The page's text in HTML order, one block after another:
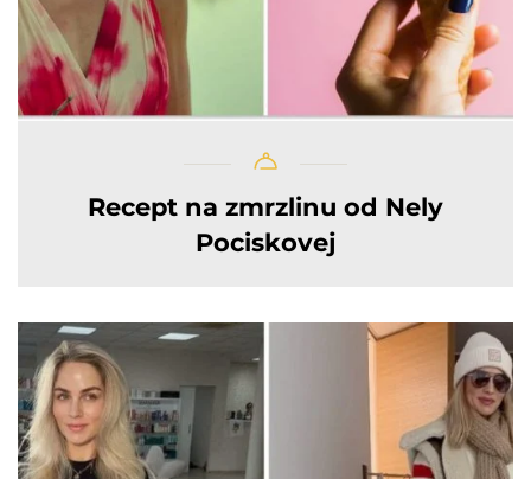
Recept na zmrzlinu od Nely
Pociskovej